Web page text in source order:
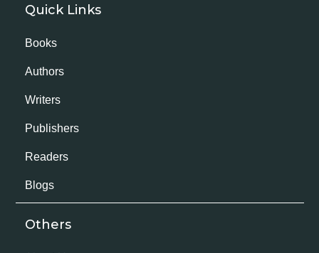
Quick Links
Books
Authors
Writers
Publishers
Readers
Blogs
Others